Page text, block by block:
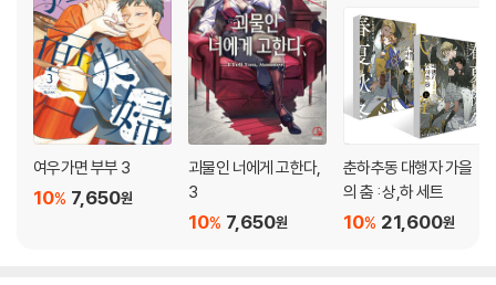
여우가면 부부 3
7,650원
10%
괴물인 너에게 고한다,
3
7,650원
10%
춘하추동 대행자 가을
의 춤 : 상,하 세트
21,600원
10%